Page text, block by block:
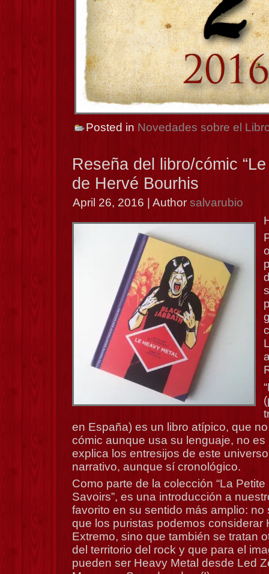
Posted in Novedades sobre el
Reseña del libro/cómic
de Hervé Bourhis
April 26, 2016 | Author salvarubio
en España) es un libro atípico, que
cómic aunque usa su lenguaje, no
explica los entresijos de este
narrativo, aunque sí cronológico.
Como parte de la colección “La
Savoirs”, es una introducción a
favorito en su sentido más amplio: no
que los puristas podemos considerar
Extremo, sino que también se tratan
del territorio del rock y que para el
pueden ser Heavy Metal desde Led